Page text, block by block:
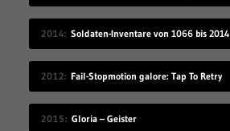
2014 Soldaten-Inventare von 1066 bis 2014
2012 Fail-Stopmotion galore: Tap To Retry
2015 Gloria – Geister